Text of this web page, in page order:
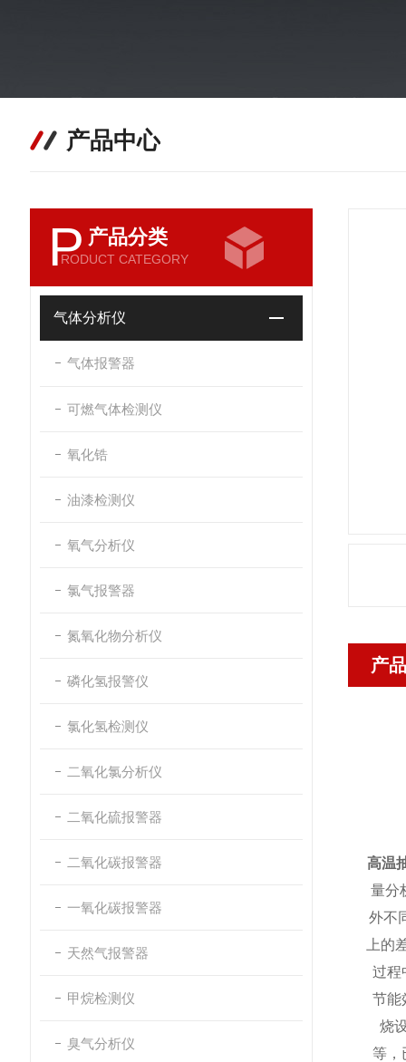
产品中心
P 产品分类
RODUCT CATEGORY
气体分析仪
气体报警器
可燃气体检测仪
氧化锆
油漆检测仪
氧气分析仪
氯气报警器
氮氧化物分析仪
磷化氢报警仪
氯化氢检测仪
二氧化氯分析仪
二氧化硫报警器
二氧化碳报警器
一氧化碳报警器
天然气报警器
甲烷检测仪
臭气分析仪
产
高温
量分
外不
上的
过程
节能
烧
等，